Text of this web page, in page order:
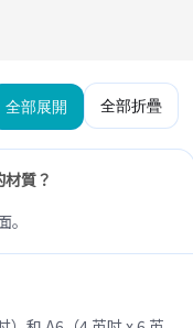
全部展開 全部折疊
質？